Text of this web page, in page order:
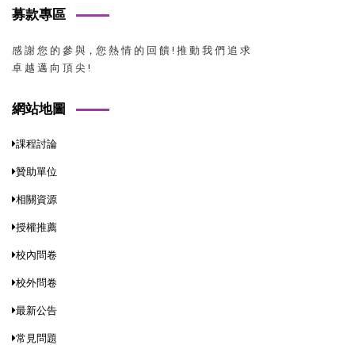
募款專區
感 謝 您 的 參 與，您 熱 情 的 回 饋 ! 推 動 我 們 追 求
卓 越 邁 向 頂 尖 !
網站地圖
課程討論
贊助單位
相關資源
授權推薦
校內問卷
校外問卷
最新公告
常見問題